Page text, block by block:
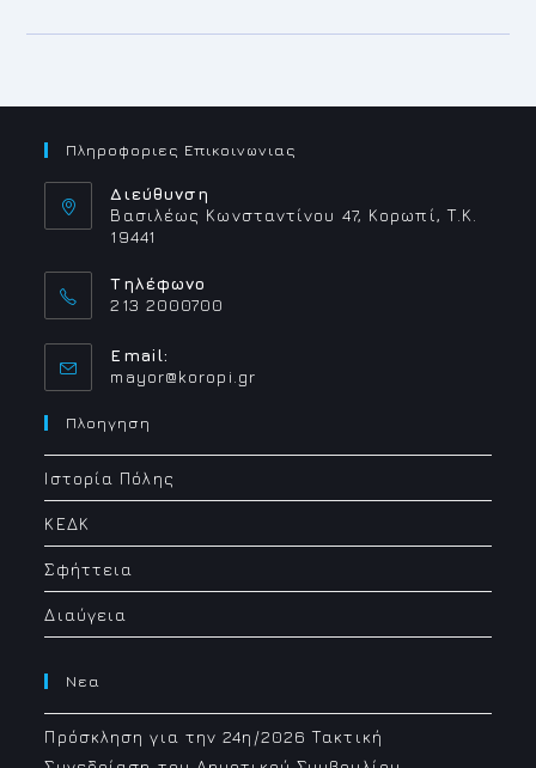
ΤΗΝ
ΔΗΜΟΤΙΚΉΣ
Πληροφοριες Επικοινωνιας
Διεύθυνση
Βασιλέως Κωνσταντίνου 47, Κορωπί, Τ.Κ.
19441
Τηλέφωνο
213 2000700
Email:
mayor@koropi.grOpens
Πλοηγηση
Ιστορία Πόλης
ΚΕΔΚ
Σφήττεια
Διαύγεια
Νεα
Πρόσκληση για την 24η/2026 Τακτική